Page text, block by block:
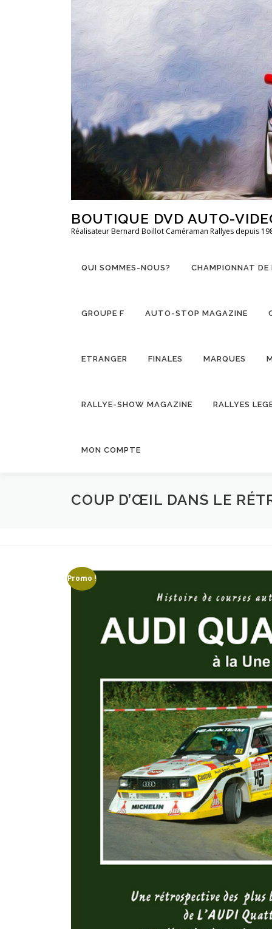
BOUTIQUE DVD AUTO-
Réalisateur Bernard Boillot Caméraman Rallyes depuis
QUI SOMMES-NOUS? CHAMPIONNAT DE
GROUPE F AUTO-STOP MAGAZINE
ETRANGER FINALES MARQUES
RALLYE-SHOW MAGAZINE RALLYES
MON COMPTE
COUP D’ŒIL DANS LE
Promo !